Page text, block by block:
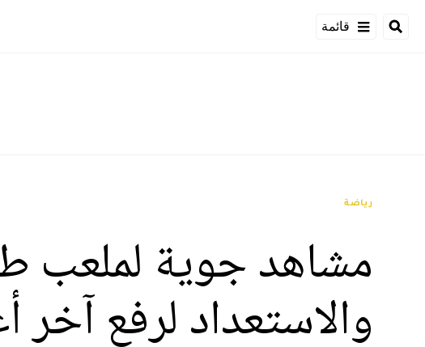
قائمة
رياضة
مشاهد جوية لملعب
والاستعداد لرفع آخر